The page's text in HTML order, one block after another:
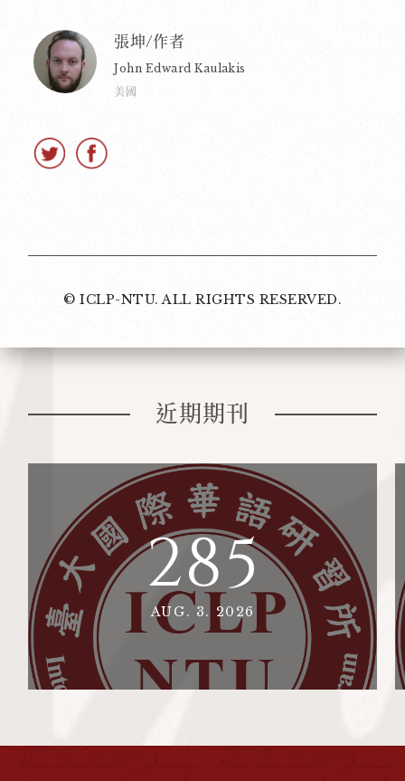
張坤/作者
John Edward Kaulakis
美國
© ICLP-NTU. ALL RIGHTS RESERVED.
近期期刊
285
AUG. 3. 2026